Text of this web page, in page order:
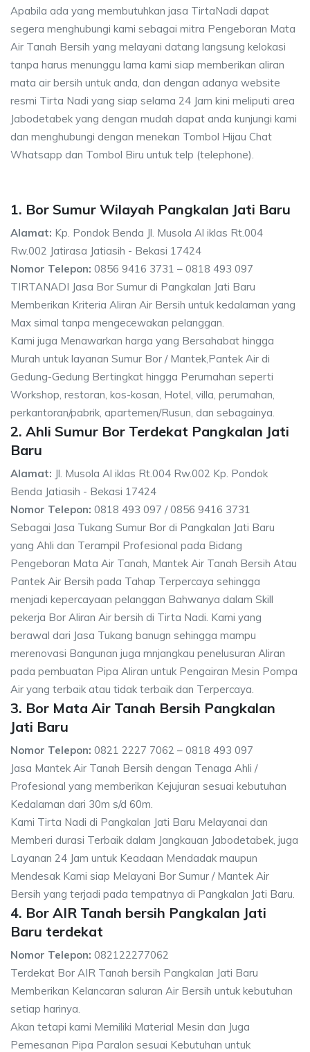
Apabila ada yang membutuhkan jasa TirtaNadi dapat
segera menghubungi kami sebagai mitra Pengeboran Mata
Air Tanah Bersih yang melayani datang langsung kelokasi
tanpa harus menunggu lama kami siap memberikan aliran
mata air bersih untuk anda, dan dengan adanya website
resmi Tirta Nadi yang siap selama 24 Jam kini meliputi area
Jabodetabek yang dengan mudah dapat anda kunjungi kami
dan menghubungi dengan menekan Tombol Hijau Chat
Whatsapp dan Tombol Biru untuk telp (telephone).
1. Bor Sumur Wilayah Pangkalan Jati Baru
Alamat: Kp. Pondok Benda Jl. Musola Al iklas Rt.004
Rw.002 Jatirasa Jatiasih - Bekasi 17424
Nomor Telepon: 0856 9416 3731 – 0818 493 097
TIRTANADI Jasa Bor Sumur di Pangkalan Jati Baru
Memberikan Kriteria Aliran Air Bersih untuk kedalaman yang
Max simal tanpa mengecewakan pelanggan.
Kami juga Menawarkan harga yang Bersahabat hingga
Murah untuk layanan Sumur Bor / Mantek,Pantek Air di
Gedung-Gedung Bertingkat hingga Perumahan seperti
Workshop, restoran, kos-kosan, Hotel, villa, perumahan,
perkantoran/pabrik, apartemen/Rusun, dan sebagainya.
2. Ahli Sumur Bor Terdekat Pangkalan Jati
Baru
Alamat: Jl. Musola Al iklas Rt.004 Rw.002 Kp. Pondok
Benda Jatiasih - Bekasi 17424
Nomor Telepon: 0818 493 097 / 0856 9416 3731
Sebagai Jasa Tukang Sumur Bor di Pangkalan Jati Baru
yang Ahli dan Terampil Profesional pada Bidang
Pengeboran Mata Air Tanah, Mantek Air Tanah Bersih Atau
Pantek Air Bersih pada Tahap Terpercaya sehingga
menjadi kepercayaan pelanggan Bahwanya dalam Skill
pekerja Bor Aliran Air bersih di Tirta Nadi. Kami yang
berawal dari Jasa Tukang banugn sehingga mampu
merenovasi Bangunan juga mnjangkau penelusuran Aliran
pada pembuatan Pipa Aliran untuk Pengairan Mesin Pompa
Air yang terbaik atau tidak terbaik dan Terpercaya.
3. Bor Mata Air Tanah Bersih Pangkalan
Jati Baru
Nomor Telepon: 0821 2227 7062 – 0818 493 097
Jasa Mantek Air Tanah Bersih dengan Tenaga Ahli /
Profesional yang memberikan Kejujuran sesuai kebutuhan
Kedalaman dari 30m s/d 60m.
Kami Tirta Nadi di Pangkalan Jati Baru Melayanai dan
Memberi durasi Terbaik dalam Jangkauan Jabodetabek, juga
Layanan 24 Jam untuk Keadaan Mendadak maupun
Mendesak Kami siap Melayani Bor Sumur / Mantek Air
Bersih yang terjadi pada tempatnya di Pangkalan Jati Baru.
4. Bor AIR Tanah bersih Pangkalan Jati
Baru terdekat
Nomor Telepon: 082122277062
Terdekat Bor AIR Tanah bersih Pangkalan Jati Baru
Memberikan Kelancaran saluran Air Bersih untuk kebutuhan
setiap harinya.
Akan tetapi kami Memiliki Material Mesin dan Juga
Pemesanan Pipa Paralon sesuai Kebutuhan untuk